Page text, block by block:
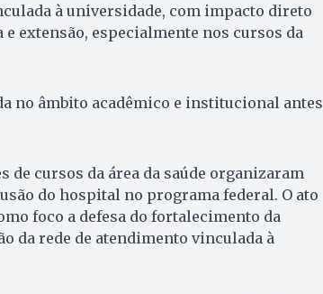
à universidade, com impacto direto
extensão, especialmente nos cursos da
no âmbito acadêmico e institucional antes
de cursos da área da saúde organizaram
do hospital no programa federal. O ato
foco a defesa do fortalecimento da
da rede de atendimento vinculada à